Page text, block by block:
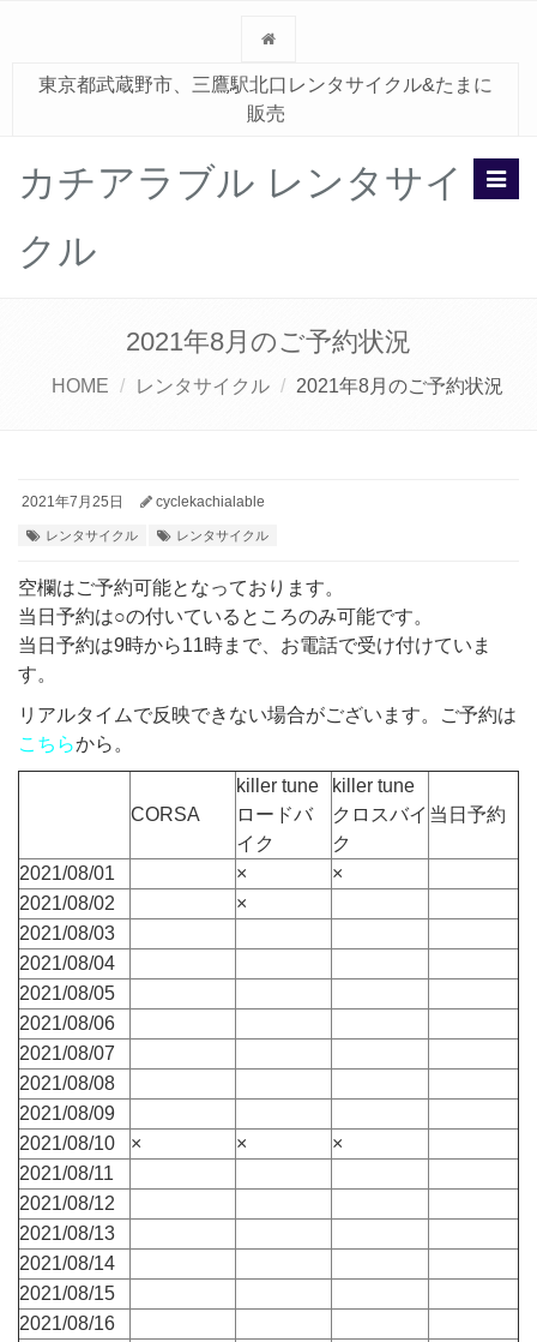
東京都武蔵野市、三鷹駅北口レンタサイクル&たまに
販売
カチアラブル レンタサイ
クル
2021年8月のご予約状況
HOME レンタサイクル 2021年8月のご予約状況
2021年7月25日 cyclekachialable
レンタサイクル レンタサイクル
空欄はご予約可能となっております。
当日予約は○の付いているところのみ可能です。
当日予約は9時から11時まで、お電話で受け付けていま
す。
リアルタイムで反映できない場合がございます。ご予約は
こちらから。
CORSA
killer tune
ロードバ
イク
killer tune
クロスバイ
ク
当日予約
2021/08/01 ×
×
2021/08/02
×
2021/08/03
2021/08/04
2021/08/05
2021/08/06
2021/08/07
2021/08/08
2021/08/09
2021/08/10
× ×
×
2021/08/11
2021/08/12
2021/08/13
2021/08/14
2021/08/15
2021/08/16